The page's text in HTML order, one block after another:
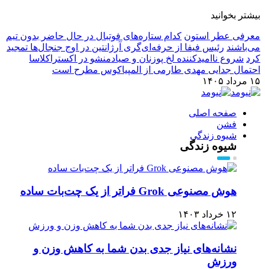
بیشتر بخوانید
معرفی عطر استون کدام ستاره‌های فوتبال در حال حاضر بدون تیم
می‌باشند رئیس فیفا از حرفه‌ای‌گری آرژانتین در اوج جنجال‌ها تمجید
کرد شروع ناامیدکننده لخ پوزنان و صیادمنشو در اکستراکلاسا
احتمال جدایی مهدی طارمی از المپیاکوس مطرح است
۱۵ مرداد ۱۴۰۵
صفحه اصلی
فشن
شیوه زندگی
شیوه زندگی
هوش مصنوعی Grok فراتر از یک چت‌بات ساده
۱۲ خرداد ۱۴۰۳
نشانه‌های نیاز جدی بدن شما به کاهش وزن و
ورزش